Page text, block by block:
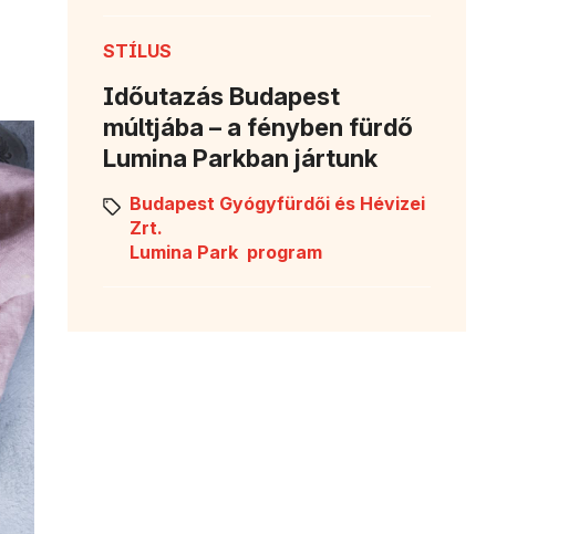
STÍLUS
Időutazás Budapest
múltjába – a fényben fürdő
Lumina Parkban jártunk
Budapest Gyógyfürdői és Hévizei
Zrt.
Lumina Park program